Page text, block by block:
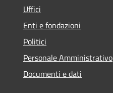
Uffici
Enti e fondazioni
Politici
Personale Amministrativo
Documenti e dati